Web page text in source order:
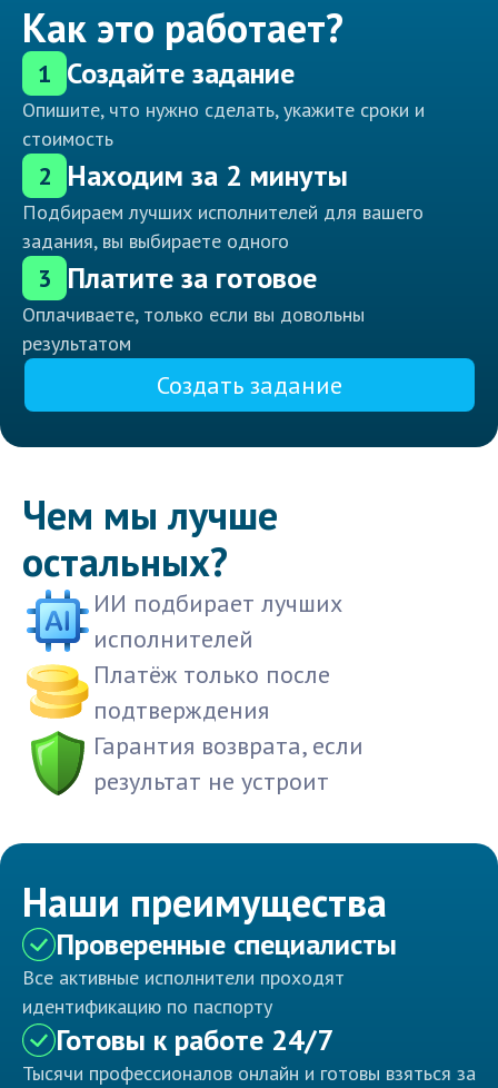
Как это работает?
1 Создайте задание
Опишите, что нужно сделать, укажите сроки и
стоимость
2 Находим за 2 минуты
Подбираем лучших исполнителей для вашего
задания, вы выбираете одного
3 Платите за готовое
Оплачиваете, только если вы довольны
результатом
Создать задание
Чем мы лучше
остальных?
ИИ подбирает лучших
исполнителей
Платёж только после
подтверждения
Гарантия возврата, если
результат не устроит
Наши преимущества
Проверенные специалисты
Все активные исполнители проходят
идентификацию по паспорту
Готовы к работе 24/7
Тысячи профессионалов онлайн и готовы взяться за